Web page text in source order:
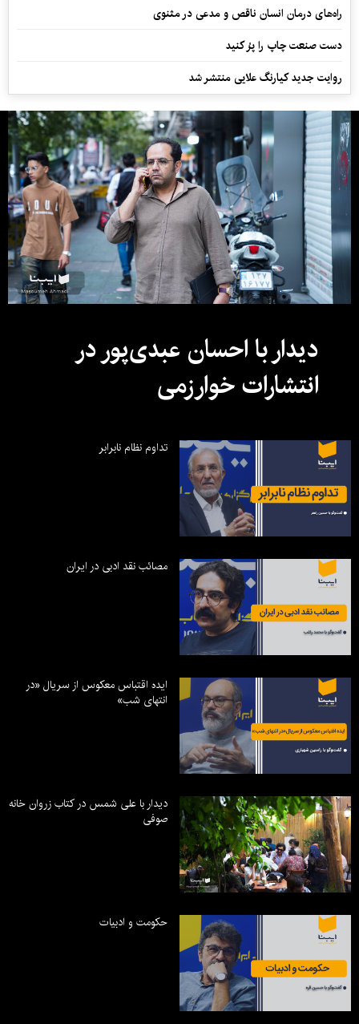
راه‌های درمان انسان ناقص و مدعی در مثنوی
دست صنعت چاپ را پرُ کنید
روایت جدید کیارنگ علایی منتشر شد
دیدار با احسان عبدی‌پور در
انتشارات خوارزمی
تداوم نظام نابرابر
مصائب نقد ادبی در ایران
ایده اقتباس معکوس از سریال «در
انتهای شب»
دیدار با علی شمس در کتاب زروان خانه
صوفی
حکومت و ادبیات